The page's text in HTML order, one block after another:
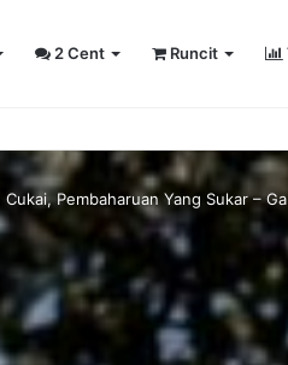
2 Cent Runcit
2026
Pembaharuan Yang Sukar –